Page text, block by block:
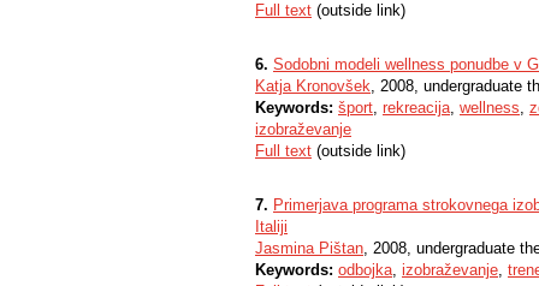
Full text (outside link)
6. Sodobni modeli wellness ponudbe v
Katja Kronovšek, 2008, undergraduate
Keywords: šport, rekreacija, wellness,
izobraževanje
Full text (outside link)
7. Primerjava programa strokovnega
Italiji
Jasmina Pištan, 2008, undergraduate
Keywords: odbojka, izobraževanje,